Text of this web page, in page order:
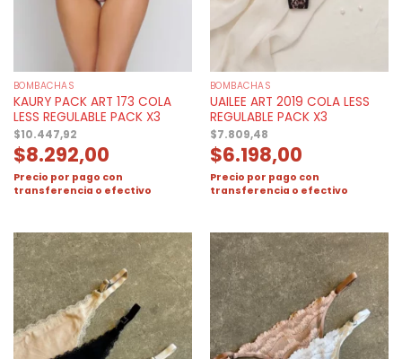
BOMBACHAS
KAURY PACK ART 173 COLA
LESS REGULABLE PACK X3
$10.447,92
$8.292,00
Precio por pago con
transferencia o efectivo
BOMBACHAS
UAILEE ART 2019 COLA LESS
REGULABLE PACK X3
$7.809,48
$6.198,00
Precio por pago con
transferencia o efectivo